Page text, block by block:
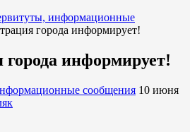
информационные
города информирует!
информирует!
сообщения 10 июня